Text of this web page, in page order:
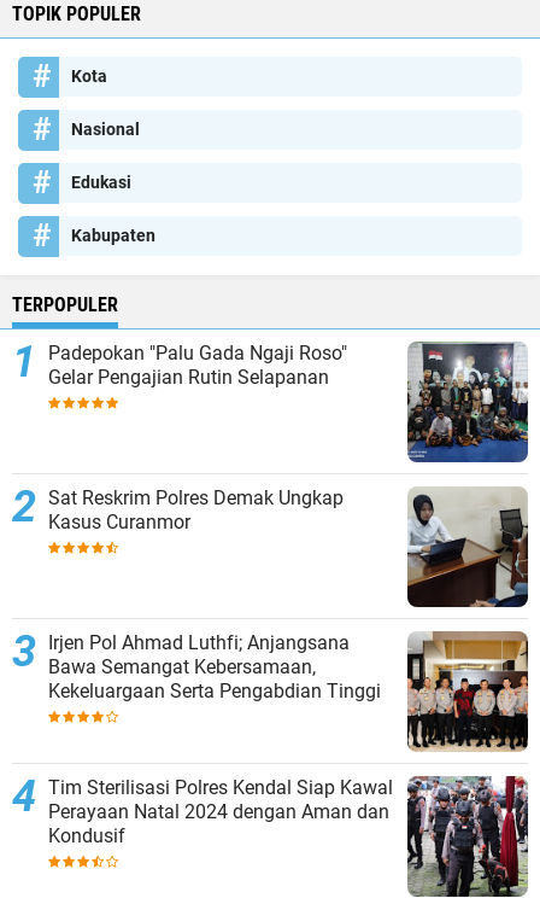
TOPIK POPULER
Kota
Nasional
Edukasi
Kabupaten
TERPOPULER
Padepokan "Palu Gada Ngaji Roso"
Gelar Pengajian Rutin Selapanan
Sat Reskrim Polres Demak Ungkap
Kasus Curanmor
Irjen Pol Ahmad Luthfi; Anjangsana
Bawa Semangat Kebersamaan,
Kekeluargaan Serta Pengabdian Tinggi
Tim Sterilisasi Polres Kendal Siap Kawal
Perayaan Natal 2024 dengan Aman dan
Kondusif